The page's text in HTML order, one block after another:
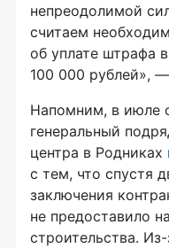
непреодолимой
считаем
об уплате штрафа
100 000 рублей»,
Напомним, в июле
генеральный
центра в Родниках
с тем, что спустя
заключения
не предоставило
строительства.